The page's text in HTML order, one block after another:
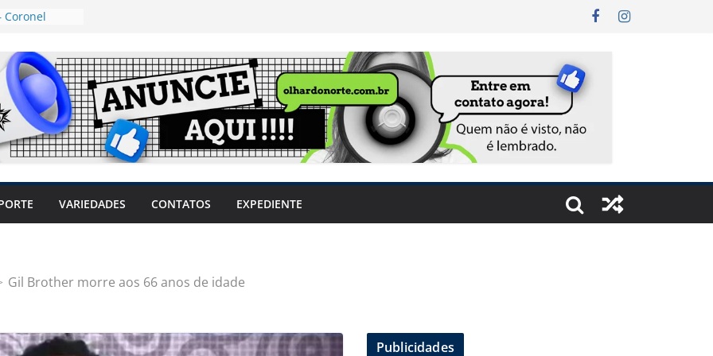
Coronel
mulheres
travar o
produtores
sem
sintomas,
VARIEDADES CONTATOS EXPEDIENTE
Gil Brother morre aos 66 anos de idade
Publicidades